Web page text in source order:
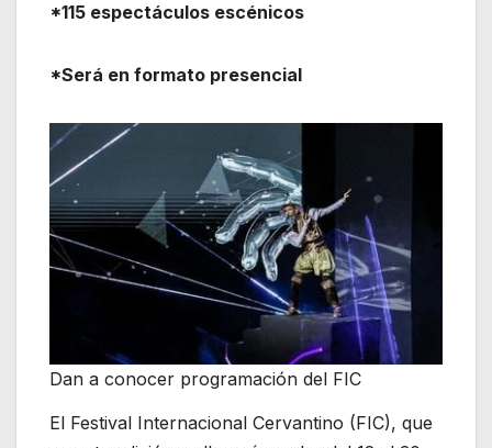
*115 espectáculos escénicos
*Será en formato presencial
Dan a conocer programación del FIC
El Festival Internacional Cervantino (FIC), que